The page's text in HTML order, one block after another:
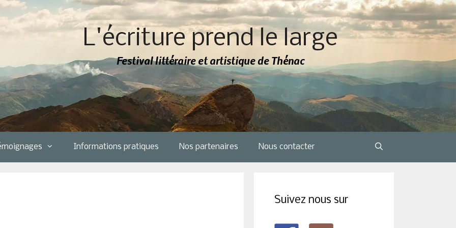
L'écriture prend le large
Festival littéraire et artistique de Thénac
Informations pratiques Nos partenaires Nous contacter
Suivez nous sur